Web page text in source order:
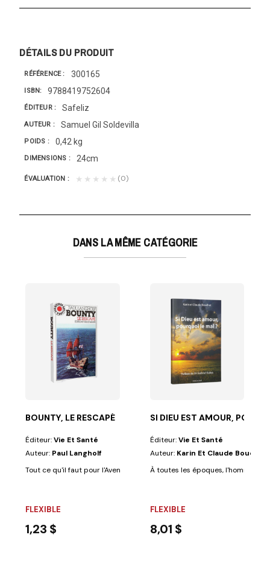
DÉTAILS DU PRODUIT
RÉFÉRENCE 300165
ISBN 9788419752604
ÉDITEUR Safeliz
AUTEUR Samuel Gil Soldevilla
POIDS 0,42 kg
DIMENSIONS 24cm
ÉVALUATION ★★★★★ (0)
DANS LA MÊME CATÉGORIE
LE MAL ?
a constaté l'universalité du mal et n'a cessé de...
BOUNTY, LE RESCAPÉ
Éditeur:Vie Et Santé
Auteur: Paul Langholf
Tout ce qu'il faut pour l'Aventure : un navire de sa Majesté le roi
FLEXIBLE
1,23 $
SI DIEU EST AMOUR,
Éditeur:Vie Et Santé
Auteur: Karin Et Claude Bouchot
À toutes les époques, l'homme a
FLEXIBLE
8,01 $